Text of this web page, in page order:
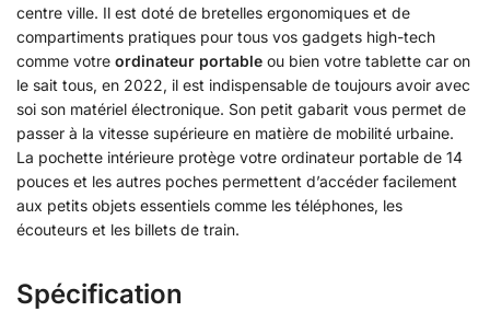
centre ville. Il est doté de bretelles ergonomiques et de
compartiments pratiques pour tous vos gadgets high-tech
comme votre ordinateur portable ou bien votre tablette car on
le sait tous, en 2022, il est indispensable de toujours avoir avec
soi son matériel électronique. Son petit gabarit vous permet de
passer à la vitesse supérieure en matière de mobilité urbaine.
La pochette intérieure protège votre ordinateur portable de 14
pouces et les autres poches permettent d’accéder facilement
aux petits objets essentiels comme les téléphones, les
écouteurs et les billets de train.
Spécification